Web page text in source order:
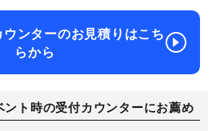
ント時の受付カウンターにお薦め
ンターのお見積りはこち
らから